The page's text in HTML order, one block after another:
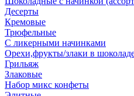
Десерты
Кремовые
Трюфельные
С ликерными начинками
Орехи,фрукты/злаки в
Грильяж
Злаковые
Набор микс конфеты